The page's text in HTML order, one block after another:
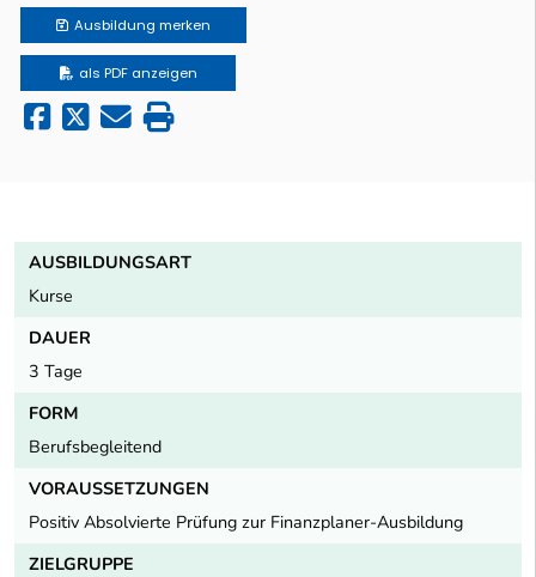
Ausbildung merken
als PDF anzeigen
AUSBILDUNGSART
Kurse
DAUER
3 Tage
FORM
Berufsbegleitend
VORAUSSETZUNGEN
Positiv Absolvierte Prüfung zur Finanzplaner-Ausbildung
ZIELGRUPPE